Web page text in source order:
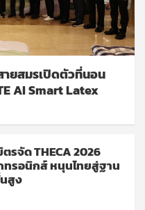
ยสมรเปิดตัวที่นอน
AI Smart Latex
รจัด THECA 2026
ทรอนิกส์ หนุนไทยสู่ฐาน
สูง